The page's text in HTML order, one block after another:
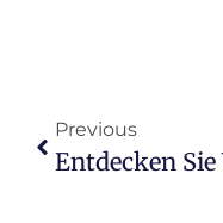
Previous